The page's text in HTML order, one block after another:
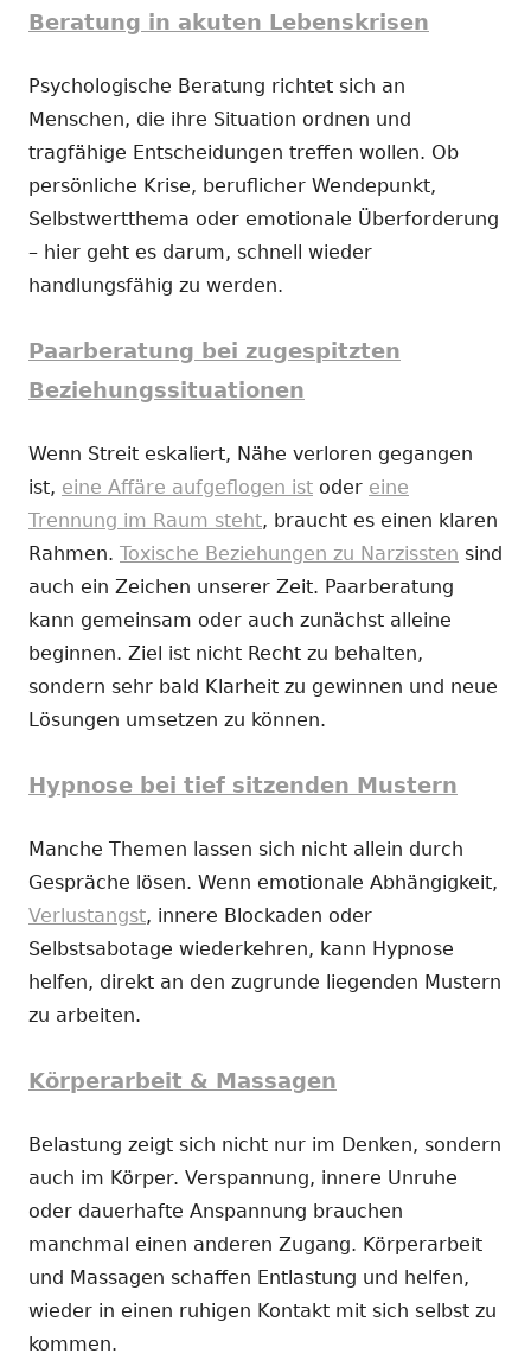
Beratung in akuten Lebenskrisen
Psychologische Beratung richtet sich an
Menschen, die ihre Situation ordnen und
tragfähige Entscheidungen treffen wollen. Ob
persönliche Krise, beruflicher Wendepunkt,
Selbstwertthema oder emotionale Überforderung
– hier geht es darum, schnell wieder
handlungsfähig zu werden.
Paarberatung bei zugespitzten
Beziehungssituationen
Wenn Streit eskaliert, Nähe verloren gegangen
ist, eine Affäre aufgeflogen ist oder eine
Trennung im Raum steht, braucht es einen klaren
Rahmen. Toxische Beziehungen zu Narzissten sind
auch ein Zeichen unserer Zeit. Paarberatung
kann gemeinsam oder auch zunächst alleine
beginnen. Ziel ist nicht Recht zu behalten,
sondern sehr bald Klarheit zu gewinnen und neue
Lösungen umsetzen zu können.
Hypnose bei tief sitzenden Mustern
Manche Themen lassen sich nicht allein durch
Gespräche lösen. Wenn emotionale Abhängigkeit,
Verlustangst, innere Blockaden oder
Selbstsabotage wiederkehren, kann Hypnose
helfen, direkt an den zugrunde liegenden Mustern
zu arbeiten.
Körperarbeit & Massagen
Belastung zeigt sich nicht nur im Denken, sondern
auch im Körper. Verspannung, innere Unruhe
oder dauerhafte Anspannung brauchen
manchmal einen anderen Zugang. Körperarbeit
und Massagen schaffen Entlastung und helfen,
wieder in einen ruhigen Kontakt mit sich selbst zu
kommen.